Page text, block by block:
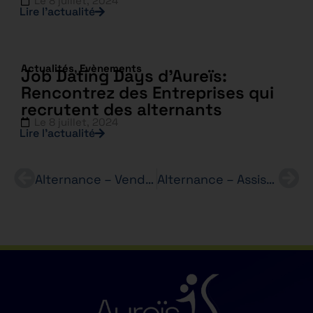
Lire l’actualité
Actualités,Evènements
Job Dating Days d’Aureïs:
Rencontrez des Entreprises qui
recrutent des alternants
Lire l’actualité
Alternance – Vendeur – H/F – Andre – BTS MCO Alternance – Assistant de direction – h/f – Agence de mannequinat